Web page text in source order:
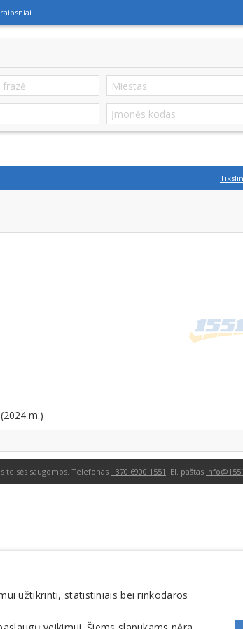
m.)
teisės saugomos. Telefonas +370 6900 1551 . El. paštas
užtikrinti, statistiniais bei rinkodaros